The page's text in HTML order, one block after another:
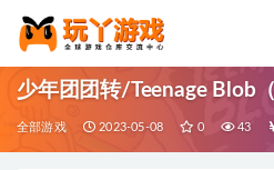
少年团团转/Teenage Blob
全部游戏 2023-05-08 0 43